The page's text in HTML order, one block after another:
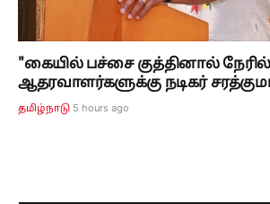
"கையில் பச்சை குத்தினால்
ஆதரவாளர்களுக்கு நடிகர்
தமிழ்நாடு 5 hours ago